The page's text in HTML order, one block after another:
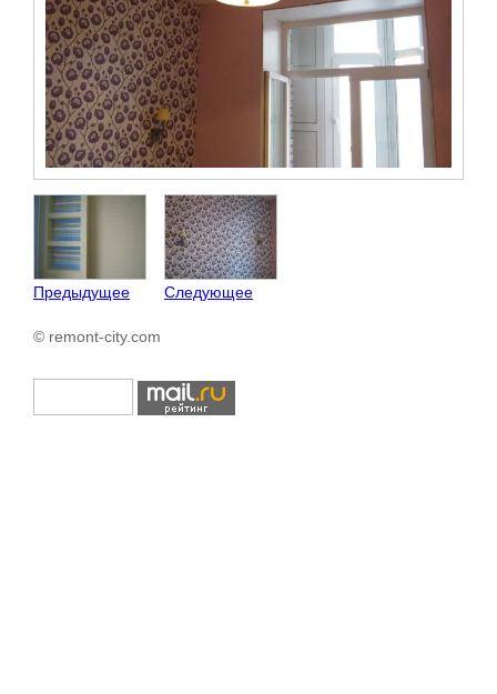
Предыдущее Следующее
© remont-city.com